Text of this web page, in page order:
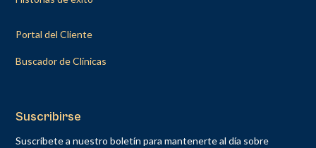
Portal del Cliente
Buscador de Clínicas
Suscribirse
Suscríbete a nuestro boletín para mantenerte al día sobre